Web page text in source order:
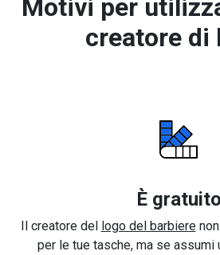
Motivi per
creatore di
È gratuito
Il creatore del logo del barbierenon
per le tue tasche, ma se assumi